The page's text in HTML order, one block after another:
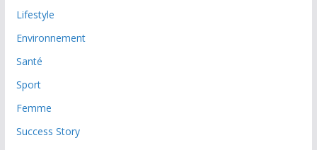
Lifestyle
Environnement
Santé
Sport
Femme
Success Story